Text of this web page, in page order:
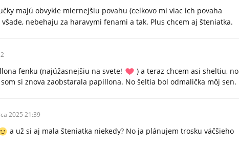
majú obvykle miernejšiu povahu (celkovo mi viac ich povaha
nebehaju za haravymi fenami a tak. Plus chcem aj šteniatka.
fenku (najúžasnejšiu na svete!
) a teraz chcem asi sheltiu, no
si znova zaobstarala papillona. No šeltia bol odmalička môj sen.
2025 21:39
a už si aj mala šteniatka niekedy? No ja plánujem trosku väčšieho